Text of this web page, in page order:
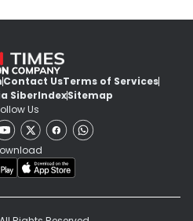
Contact UsTerms of Services
SiberIndexSitemap
Us